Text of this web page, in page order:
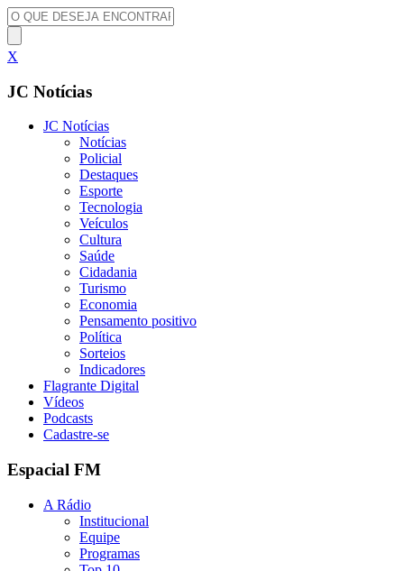
X
JC Notícias
JC Notícias
Notícias
Policial
Destaques
Esporte
Tecnologia
Veículos
Cultura
Saúde
Cidadania
Turismo
Economia
Pensamento positivo
Política
Sorteios
Indicadores
Flagrante Digital
Vídeos
Podcasts
Cadastre-se
Espacial FM
A Rádio
Institucional
Equipe
Programas